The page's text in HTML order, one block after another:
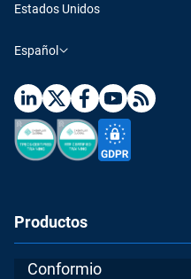
Estados Unidos
Español
Productos
Conformio